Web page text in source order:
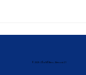
© 2025 ZŠ a MŠ Brno, Křenová 21